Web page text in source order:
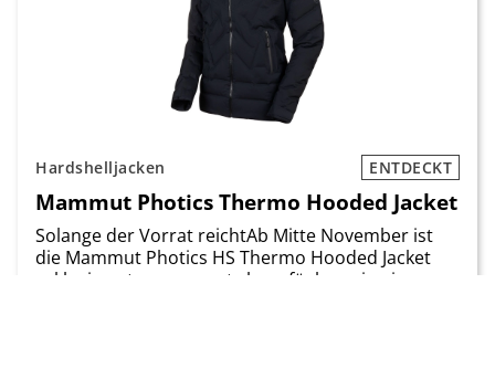
Hardshelljacken ENTDECKT
Mammut Photics Thermo Hooded Jacket
Solange der Vorrat reichtAb Mitte November ist
die Mammut ­Photics HS Thermo Hooded Jacket
exklusiv unter ­mammut.ch verfügbar – in einer